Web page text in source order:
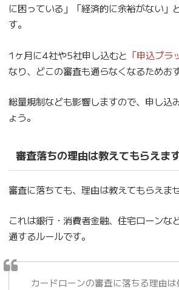
に困っている」「経済的に余裕がない」
す。
1ヶ月に4社や5社申し込むと 「申込ブラ
なり、どこの審査も通らなくなるためお
総量規制なども影響しますので、申し込
ょう。
審査落ちの理由は教えてもらえま
審査に落ちても、理由は教えてもらえま
これは銀行・消費者金融、住宅ローンな
通するルールです。
カードローンの審査に落ちる理由